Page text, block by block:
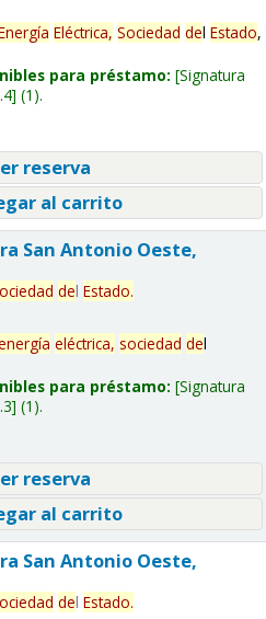
Eléctrica, Sociedad del Estado,
para préstamo: Signatura
(1).
reserva
al carrito
San Antonio Oeste,
del Estado.
eléctrica, sociedad del
para préstamo: Signatura
(1).
reserva
al carrito
San Antonio Oeste,
del Estado.